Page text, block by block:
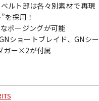
ルト部は各々別素材で再現
採用！
ポージングが可能
ショートブレイド、GNシー
ガー×2が付属